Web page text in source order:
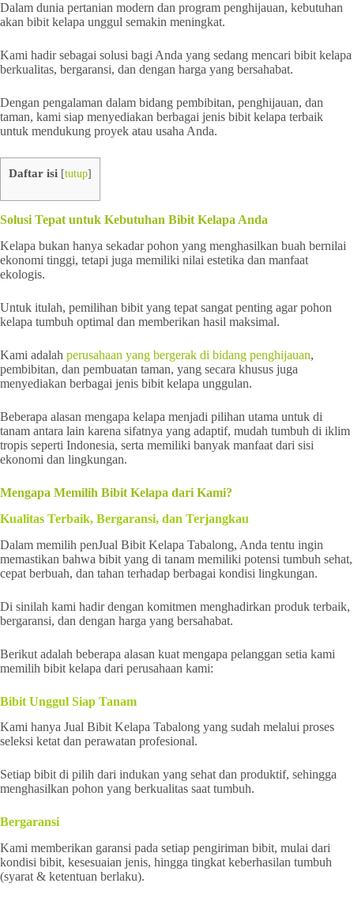
Dalam dunia pertanian modern dan program penghijauan, kebutuhan
akan bibit kelapa unggul semakin meningkat.
Kami hadir sebagai solusi bagi Anda yang sedang mencari bibit kelapa
berkualitas, bergaransi, dan dengan harga yang bersahabat.
Dengan pengalaman dalam bidang pembibitan, penghijauan, dan
taman, kami siap menyediakan berbagai jenis bibit kelapa terbaik
untuk mendukung proyek atau usaha Anda.
Daftar isi [tutup]
Solusi Tepat untuk Kebutuhan Bibit Kelapa Anda
Kelapa bukan hanya sekadar pohon yang menghasilkan buah bernilai
ekonomi tinggi, tetapi juga memiliki nilai estetika dan manfaat
ekologis.
Untuk itulah, pemilihan bibit yang tepat sangat penting agar pohon
kelapa tumbuh optimal dan memberikan hasil maksimal.
Kami adalah perusahaan yang bergerak di bidang penghijauan,
pembibitan, dan pembuatan taman, yang secara khusus juga
menyediakan berbagai jenis bibit kelapa unggulan.
Beberapa alasan mengapa kelapa menjadi pilihan utama untuk di
tanam antara lain karena sifatnya yang adaptif, mudah tumbuh di iklim
tropis seperti Indonesia, serta memiliki banyak manfaat dari sisi
ekonomi dan lingkungan.
Mengapa Memilih Bibit Kelapa dari Kami?
Kualitas Terbaik, Bergaransi, dan Terjangkau
Dalam memilih penJual Bibit Kelapa Tabalong, Anda tentu ingin
memastikan bahwa bibit yang di tanam memiliki potensi tumbuh sehat,
cepat berbuah, dan tahan terhadap berbagai kondisi lingkungan.
Di sinilah kami hadir dengan komitmen menghadirkan produk terbaik,
bergaransi, dan dengan harga yang bersahabat.
Berikut adalah beberapa alasan kuat mengapa pelanggan setia kami
memilih bibit kelapa dari perusahaan kami:
Bibit Unggul Siap Tanam
Kami hanya Jual Bibit Kelapa Tabalong yang sudah melalui proses
seleksi ketat dan perawatan profesional.
Setiap bibit di pilih dari indukan yang sehat dan produktif, sehingga
menghasilkan pohon yang berkualitas saat tumbuh.
Bergaransi
Kami memberikan garansi pada setiap pengiriman bibit, mulai dari
kondisi bibit, kesesuaian jenis, hingga tingkat keberhasilan tumbuh
(syarat & ketentuan berlaku).